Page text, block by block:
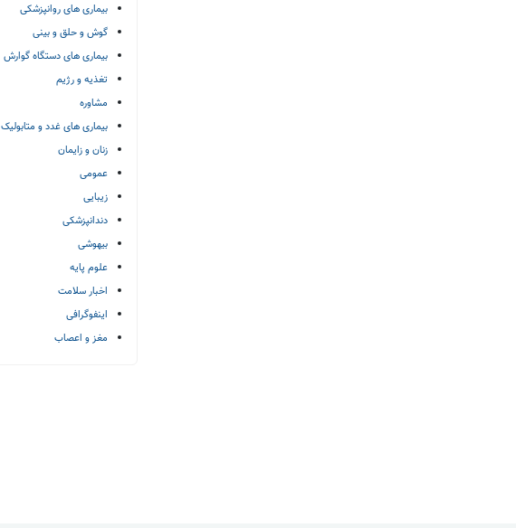
بیماری های روانپزشکی
گوش و حلق و بینی
بیماری های دستگاه گوارش
تغذیه و رژیم
مشاوره
بیماری های غدد و متابولیک
زنان و زایمان
عمومی
زیبایی
دندانپزشکی
بیهوشی
علوم پایه
اخبار سلامت
اینفوگرافی
مغز و اعصاب